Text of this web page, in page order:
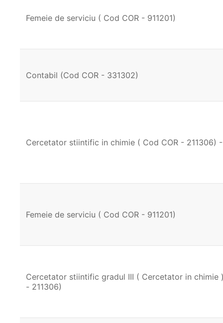
Femeie de serviciu ( Cod COR - 911201)
Contabil (Cod COR - 331302)
Cercetator stiintific in chimie ( Cod COR - 211306)
Femeie de serviciu ( Cod COR - 911201)
Cercetator stiintific gradul III ( Cercetator in chimie
- 211306)